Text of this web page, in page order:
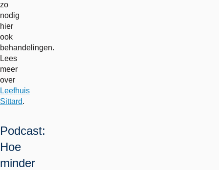
zo
nodig
hier
ook
behandelingen.
Lees
meer
over
Leefhuis
Sittard.
Podcast:
Hoe
minder